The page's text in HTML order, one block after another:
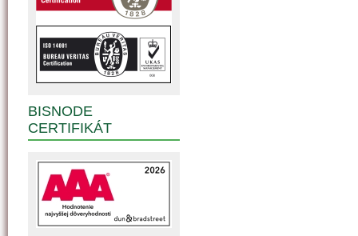
BISNODE
CERTIFIKÁT